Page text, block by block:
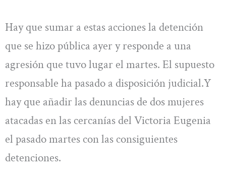
Hay que sumar a estas acciones la detención
que se hizo pública ayer y responde a una
agresión que tuvo lugar el martes. El supuesto
responsable ha pasado a disposición judicial.Y
hay que añadir las denuncias de dos mujeres
atacadas en las cercanías del Victoria Eugenia
el pasado martes con las consiguientes
detenciones.